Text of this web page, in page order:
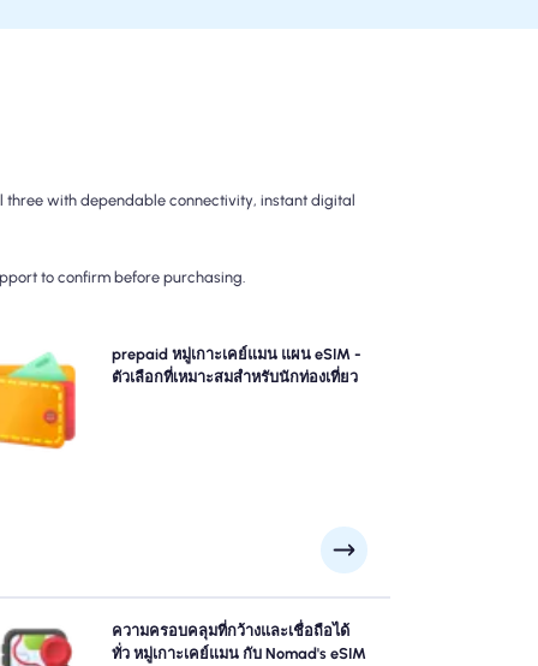
three with dependable connectivity, instant digital
to confirm before purchasing.
prepaid หมู่เกาะเคย์แมน แผน eSIM -
ตัวเลือกที่เหมาะสมสำหรับนักท่องเที่ยว
เลือกแผนการจ่ายล่วงหน้าของเรา หมู่เกาะเคย์แมน แผน
สำหรับการเชื่อมต่อ 4G/5G ที่ไม่ยุ่งยาก จ่ายล่วงหน้า
หลีกเลี่ยงการเรียกเก็บเงินหลังการเดินทางที่น่าประหลาด
ใจและควบคุมการใช้ข้อมูลและค่าใช้จ่ายของคุณอย่าง
ความครอบคลุมที่กว้างและเชื่อถือได้
ทั่ว หมู่เกาะเคย์แมน กับ Nomad's eSIM
วจ หมู่เกาะเคย์แมน ด้วยความมั่นใจโดยใช้ หมู่เกาะเคย์
eSIM ของ Nomad ให้ความคุ้มครอง 4G/5G ที่เชื่อถือได้